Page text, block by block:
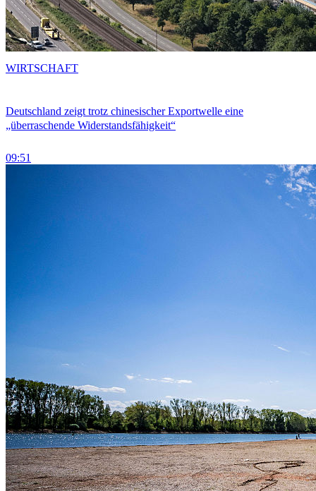
Deutschland zeigt trotz chinesischer Exportwelle eine
„überraschende Widerstandsfähigkeit“
09:51
WIRTSCHAFT